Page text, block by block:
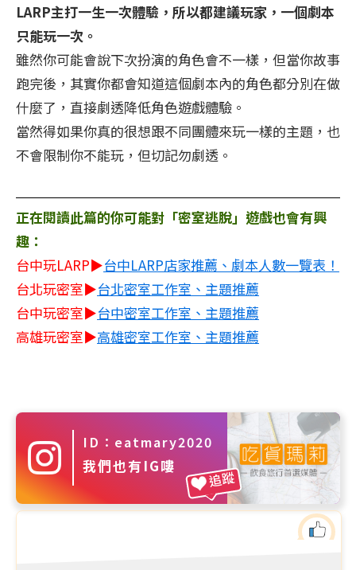
LARP主打一生一次體驗，所以都建議玩家，一個劇本
只能玩一次。
雖然你可能會說下次扮演的角色會不一樣，但當你故事
跑完後，其實你都會知道這個劇本內的角色都分別在做
什麼了，直接劇透降低角色遊戲體驗。
當然得如果你真的很想跟不同團體來玩一樣的主題，也
不會限制你不能玩，但切記勿劇透。
正在閱讀此篇的你可能對「密室逃脫」遊戲也會有興
趣：
台中玩LARP▶台中LARP店家推薦、劇本人數一覽表！
台北玩密室▶台北密室工作室、主題推薦
台中玩密室▶台中密室工作室、主題推薦
高雄玩密室▶高雄密室工作室、主題推薦
ID：eatmary2020
我們也有IG嘍
追蹤